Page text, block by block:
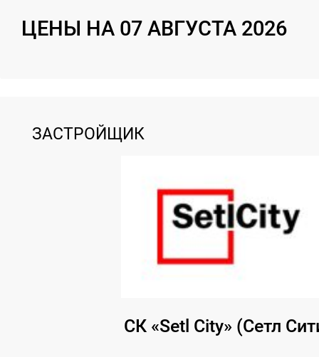
ЦЕНЫ НА 07 АВГУСТА 2026
ЗАСТРОЙЩИК
СК «Setl City» (Сетл